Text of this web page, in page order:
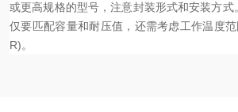
或更高规格的型号，注意封装形式和安装方式
仅要匹配容量和耐压值，还需考虑工作温度
R)。